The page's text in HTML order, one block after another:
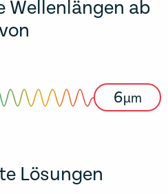
Wellenlängen ab
6µm
Lösungen